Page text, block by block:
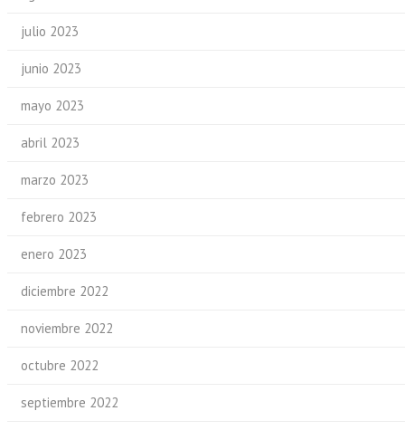
julio 2023
junio 2023
mayo 2023
abril 2023
marzo 2023
febrero 2023
enero 2023
diciembre 2022
noviembre 2022
octubre 2022
septiembre 2022